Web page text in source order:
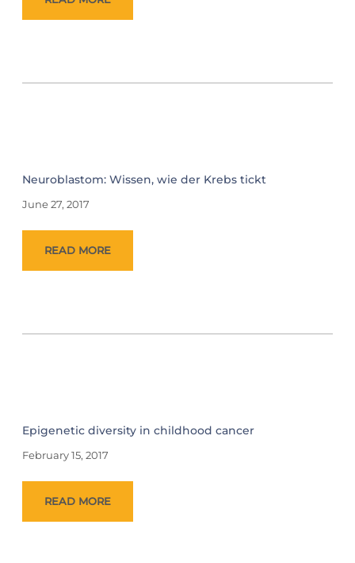
Neuroblastom: Wissen, wie der Krebs tickt
June 27, 2017
READ MORE
Epigenetic diversity in childhood cancer
February 15, 2017
READ MORE